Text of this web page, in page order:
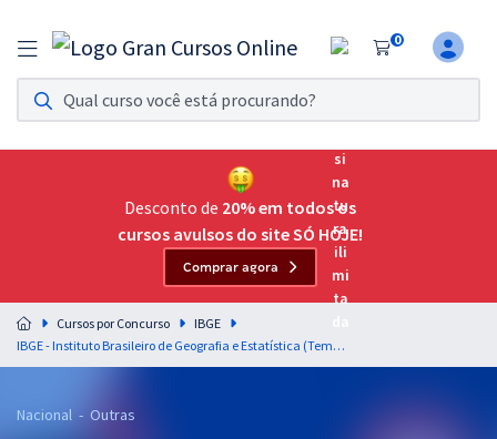
0
Assinatura Ilimitada 11
Acesso a todos os cursos. Teste grátis por 7 dias!
Assinatura OAB Até Passar
Acesso ilimitado a toda preparação para o Exame da
Residências Multiprofissionais
Preparação completa e intensiva para as principais
residências em saúde do Brasil
Desconto de 20% em todos os
cursos avulsos do site SÓ HOJE!
Comprar agora
Cursos por Concurso
IBGE
IBGE - Instituto Brasileiro de Geografia e Estatística (Temporário) - Agente Operacional Regional (AOR) - Pós-edital
Nacional - Outras